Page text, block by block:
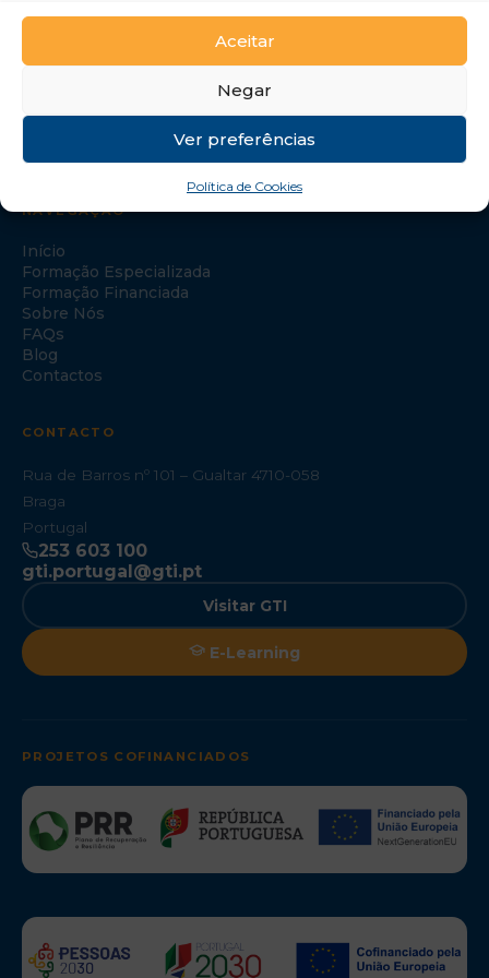
Aceitar
Negar
Ver preferências
Política de Cookies
NAVEGAÇÃO
Início
Formação Especializada
Formação Financiada
Sobre Nós
FAQs
Blog
Contactos
CONTACTO
Rua de Barros nº 101 – Gualtar 4710-058
Braga
Portugal
253 603 100
gti.portugal@gti.pt
Visitar GTI
E-Learning
PROJETOS COFINANCIADOS